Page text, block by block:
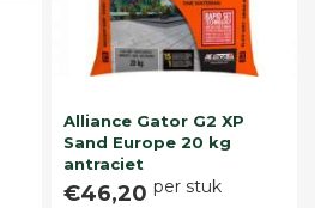
Alliance Gator G2 XP
Sand Europe 20 kg
antraciet
€46,20 per stuk